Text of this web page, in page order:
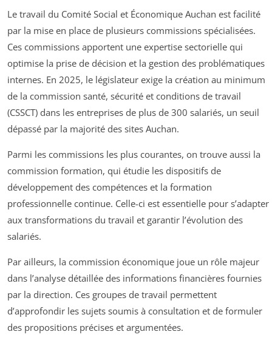
Le travail du Comité Social et Économique Auchan est facilité
par la mise en place de plusieurs commissions spécialisées.
Ces commissions apportent une expertise sectorielle qui
optimise la prise de décision et la gestion des problématiques
internes. En 2025, le législateur exige la création au minimum
de la commission santé, sécurité et conditions de travail
(CSSCT) dans les entreprises de plus de 300 salariés, un seuil
dépassé par la majorité des sites Auchan.
Parmi les commissions les plus courantes, on trouve aussi la
commission formation, qui étudie les dispositifs de
développement des compétences et la formation
professionnelle continue. Celle-ci est essentielle pour s’adapter
aux transformations du travail et garantir l’évolution des
salariés.
Par ailleurs, la commission économique joue un rôle majeur
dans l’analyse détaillée des informations financières fournies
par la direction. Ces groupes de travail permettent
d’approfondir les sujets soumis à consultation et de formuler
des propositions précises et argumentées.